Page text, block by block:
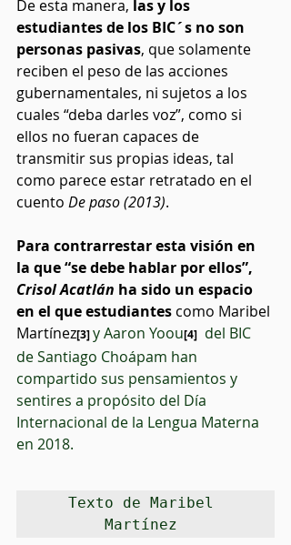
De esta manera, las y los
estudiantes de los BIC´s no son
personas pasivas, que solamente
reciben el peso de las acciones
gubernamentales, ni sujetos a los
cuales “deba darles voz”, como si
ellos no fueran capaces de
transmitir sus propias ideas, tal
como parece estar retratado en el
cuento De paso (2013).
Para contrarrestar esta visión en
la que “se debe hablar por ellos”,
Crisol Acatlán ha sido un espacio
en el que estudiantes como Maribel
Martínez[3]y Aaron Yoou[4] del BIC
de Santiago Choápam han
compartido sus pensamientos y
sentires a propósito del Día
Internacional de la Lengua Materna
en 2018.
Texto de Maribel
Martínez